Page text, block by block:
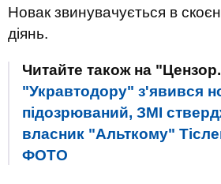
Новак звинувачується в
діянь.
Читайте також на
"Укравтодору" з'явився
підозрюваний, ЗМІ
власник "Альткому"
ФОТО